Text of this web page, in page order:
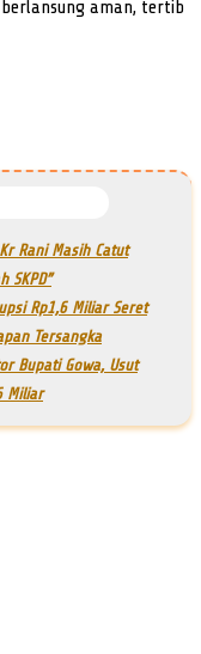
aman, tertib
Rani Masih Catut
SKPD”
Rp1,6 Miliar Seret
Tersangka
Bupati Gowa, Usut
Miliar